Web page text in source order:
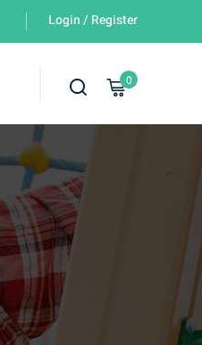
Login / Register
0